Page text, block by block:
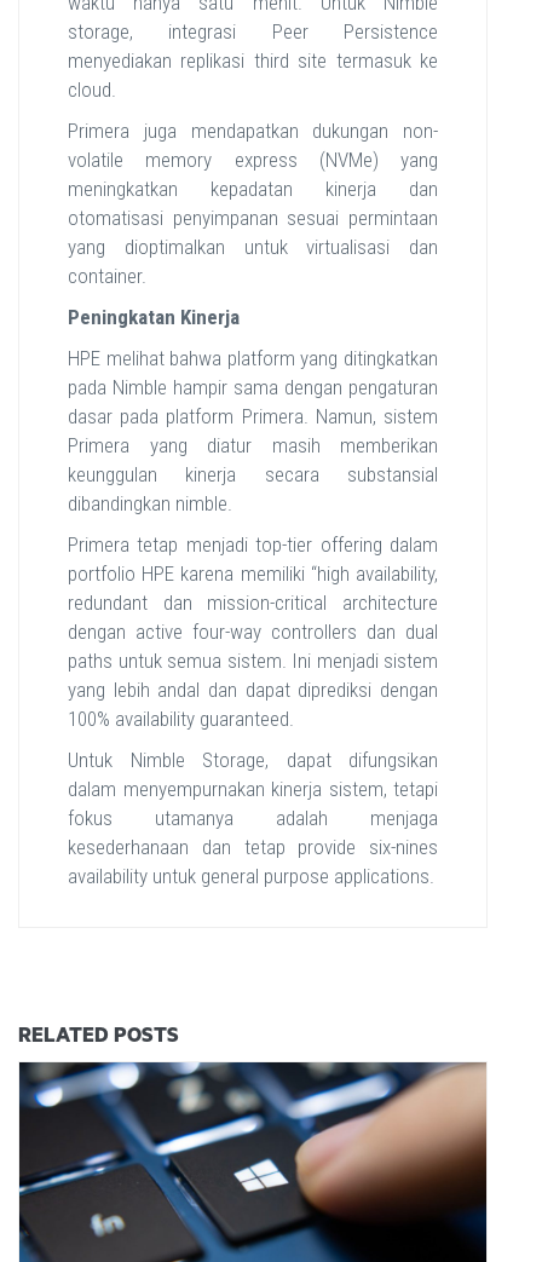
storage, integrasi Peer Persistence
menyediakan replikasi third site termasuk ke
cloud.
Primera juga mendapatkan dukungan non-
volatile memory express (NVMe) yang
meningkatkan kepadatan kinerja dan
otomatisasi penyimpanan sesuai permintaan
yang dioptimalkan untuk virtualisasi dan
container.
Peningkatan Kinerja
HPE melihat bahwa platform yang ditingkatkan
pada Nimble hampir sama dengan pengaturan
dasar pada platform Primera. Namun, sistem
Primera yang diatur masih memberikan
keunggulan kinerja secara substansial
dibandingkan nimble.
Primera tetap menjadi top-tier offering dalam
portfolio HPE karena memiliki “high availability,
redundant dan mission-critical architecture
dengan active four-way controllers dan dual
paths untuk semua sistem. Ini menjadi sistem
yang lebih andal dan dapat diprediksi dengan
100% availability guaranteed.
Untuk Nimble Storage, dapat difungsikan
dalam menyempurnakan kinerja sistem, tetapi
fokus utamanya adalah menjaga
kesederhanaan dan tetap provide six-nines
availability untuk general purpose applications.
RELATED POSTS